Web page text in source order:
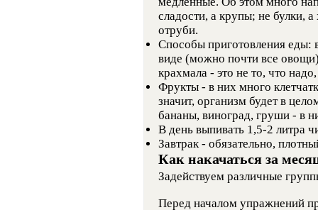
сладости, а крупы; не булки,
отруби.
Способы приготовления еды:
виде (можно почти все
крахмала - это не то, что
Фрукты - в них много
значит, организм будет в
бананы, виноград, груши - в
В день выпивать 1,5-2 литра
Завтрак - обязательно,
Как накачаться за
Задействуем различные
Перед началом упражнений